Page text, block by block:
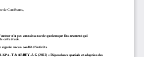
Scientific Journal (ASJ)
ISSN : 2658-9311
tous droits réservés. Developpé par